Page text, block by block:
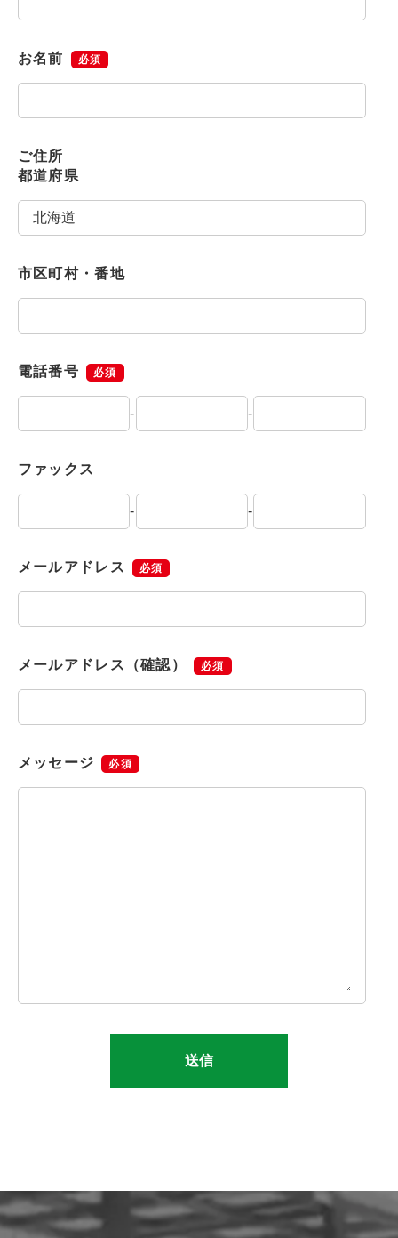
お名前 必須
ご住所
都道府県
市区町村・番地
電話番号 必須
- -
ファックス
- -
メールアドレス 必須
メールアドレス（確認） 必須
メッセージ 必須